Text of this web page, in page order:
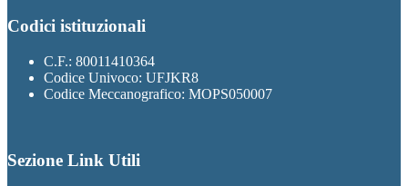
Codici istituzionali
C.F.: 80011410364
Codice Univoco: UFJKR8
Codice Meccanografico: MOPS050007
Sezione Link Utili